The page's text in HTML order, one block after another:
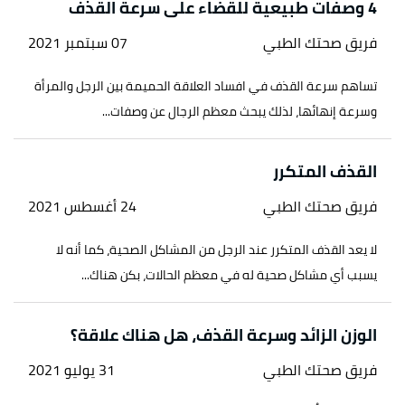
^
Retrieved 30/7/2021. Edited.
↑
"Premature Ejaculation, Smoking and Alcohol"
,
www.practo.com, Retrieved 30/7/2021. Edited.
4 وصفات طبيعية للقضاء على سرعة القذف
فريق صحتك الطبي 07 سبتمبر 2021
تساهم سرعة القذف في افساد العلاقة الحميمة بين الرجل والمرأة
وسرعة إنهائها، لذلك يبحث معظم الرجال عن وصفات...
القذف المتكرر
فريق صحتك الطبي 24 أغسطس 2021
لا يعد القذف المتكرر عند الرجل من المشاكل الصحية، كما أنه لا
يسبب أي مشاكل صحية له في معظم الحالات، بكن هناك...
الوزن الزائد وسرعة القذف، هل هناك علاقة؟
فريق صحتك الطبي 31 يوليو 2021